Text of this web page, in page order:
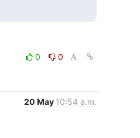
0
0
20 May 10:54 a.m.